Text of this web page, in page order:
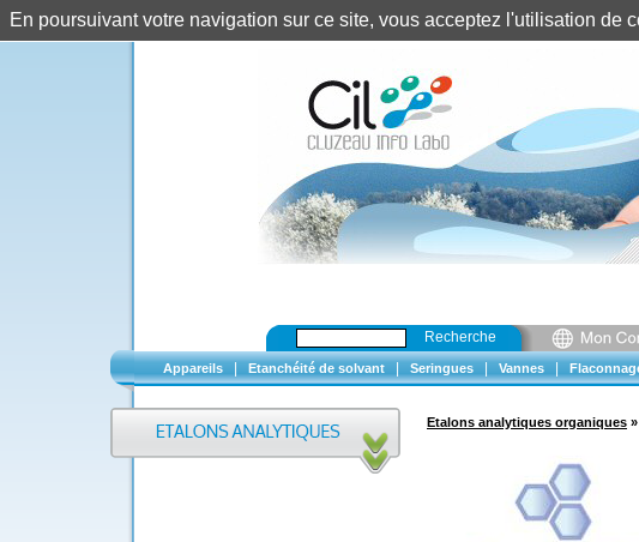
Recherche
Appareils Etanchéité de solvant Seringues Vannes
Etalons analytiques organiques »
En poursuivant votre navigation sur ce site, vous acceptez l'utilisation